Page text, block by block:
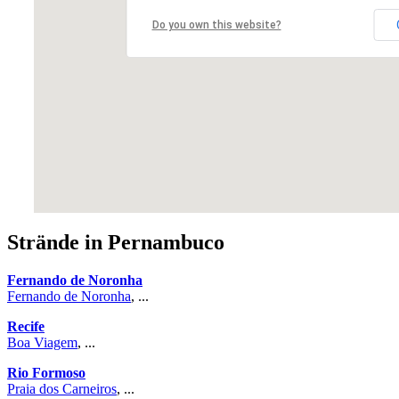
Do you own this website?
Strände in Pernambuco
Fernando de Noronha
Fernando de Noronha, ...
Recife
Boa Viagem, ...
Rio Formoso
Praia dos Carneiros, ...